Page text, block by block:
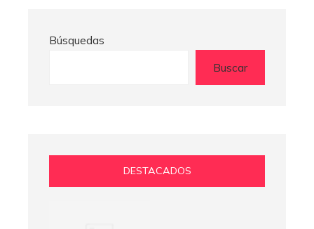
Búsquedas
Buscar
DESTACADOS